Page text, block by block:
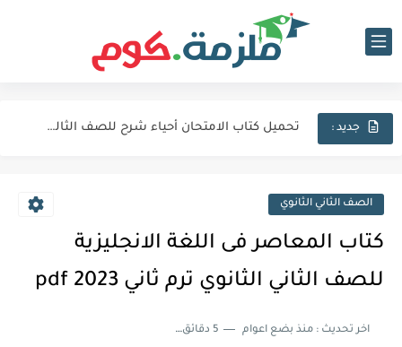
جديد : تحميل كتاب الامتحان أحياء شرح للصف الثالث الثانوي 2027 pdf
اجابات كتاب المعاصر انجليزي للصف الثالث الثانوى 2025 pdf الترم...
تحميل كتاب الايزو مراجعة نهائية فى الكيمياء بالاجابات للصف الثالث...
الصف الثاني الثانوي
كتاب المعاصر فى اللغة الانجليزية
للصف الثاني الثانوي ترم ثاني 2023 pdf
اخر تحديث :منذ بضع اعوام 5 دقائق للقراءة